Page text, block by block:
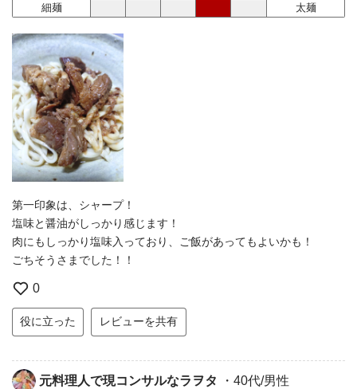
細麺 太麺
第一印象は、シャープ！
塩味と醤油がしっかり感じます！
肉にもしっかり塩味入っており、ご飯があってもよいかも！
ごちそうさまでした！！
0
役に立った レビューを共有
元料理人で現コンサルなラヲタ ・40代/男性